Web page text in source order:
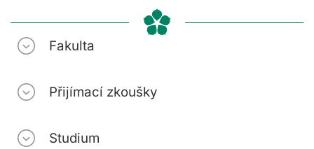
Fakulta
Přijímací zkoušky
Studium